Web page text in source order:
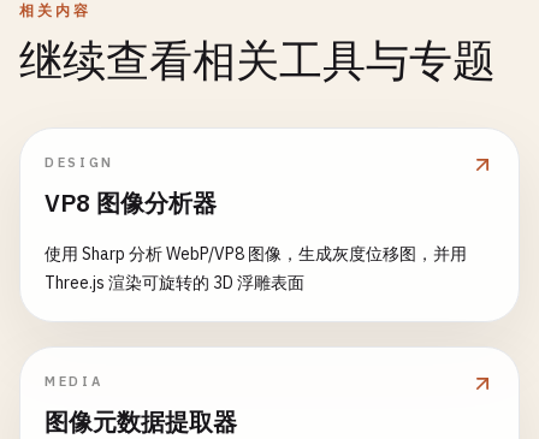
相关内容
继续查看相关工具与专题
DESIGN
VP8 图像分析器
使用 Sharp 分析 WebP/VP8 图像，生成灰度位移图，并用
Three.js 渲染可旋转的 3D 浮雕表面
MEDIA
图像元数据提取器